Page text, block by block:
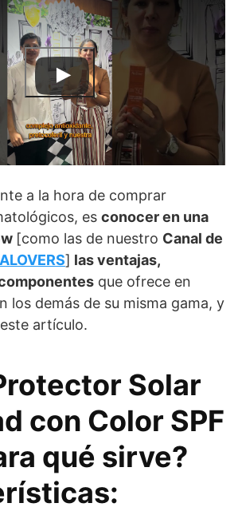
a la hora de comprar
es conocer en una
[como las de nuestro Canal de
] las ventajas,
que ofrece en
los demás de su misma gama, y
artículo.
Solar
con Color SPF
qué sirve?